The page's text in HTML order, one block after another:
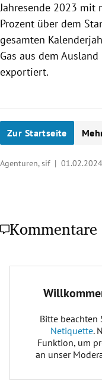
Jahresende 2023 mit
Prozent über dem
gesamten
Gas aus dem
exportiert.
Zur Startseite
Agenturen, sif |
Kommentare